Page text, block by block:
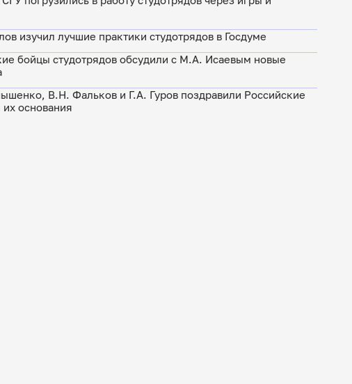
изучил лучшие практики студотрядов в Госдуме
бойцы студотрядов обсудили с М.А. Исаевым новые
В.Н. Фальков и Г.А. Гуров поздравили Российские
основания